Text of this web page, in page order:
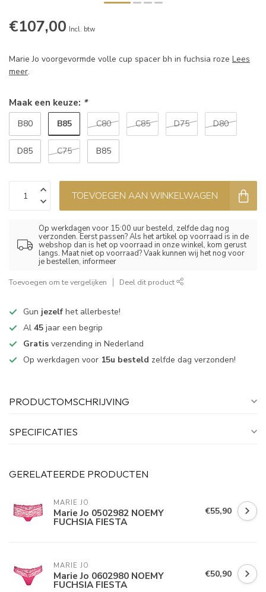
€107,00 Incl. btw
Marie Jo voorgevormde volle cup spacer bh in fuchsia roze Lees
meer.
Maak een keuze: *
B80 B85 C80 C85 D75 D80
D85 C75 B85
TOEVOEGEN AAN WINKELWAGEN
Op werkdagen voor 15:00 uur besteld, zelfde dag nog
verzonden. Eerst passen? Als het artikel op voorraad is in de
webshop dan is het op voorraad in onze winkel, kom gerust
langs. Maat niet op voorraad? Vaak kunnen wij het nog voor
je bestellen, informeer
Toevoegen om te vergelijken Deel dit product
Gun jezelf het allerbeste!
Al 45 jaar een begrip
Gratis verzending in Nederland
Op werkdagen voor 15u besteld zelfde dag verzonden!
PRODUCTOMSCHRIJVING
SPECIFICATIES
GERELATEERDE PRODUCTEN
MARIE JO
Marie Jo 0502982 NOEMY
FUCHSIA FIESTA
€55,90
MARIE JO
Marie Jo 0602980 NOEMY
FUCHSIA FIESTA
€50,90